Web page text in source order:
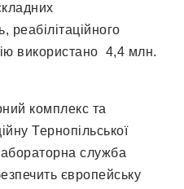
реабілітаційного
використано 4,4 млн.
комплекс та
Тернопільської
служба
європейську